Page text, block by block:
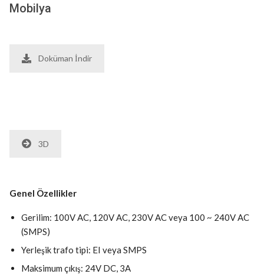
Mobilya
Doküman İndir
3D
Genel Özellikler
Gerilim: 100V AC, 120V AC, 230V AC veya 100 ~ 240V AC
(SMPS)
Yerleşik trafo tipi: EI veya SMPS
Maksimum çıkış: 24V DC, 3A